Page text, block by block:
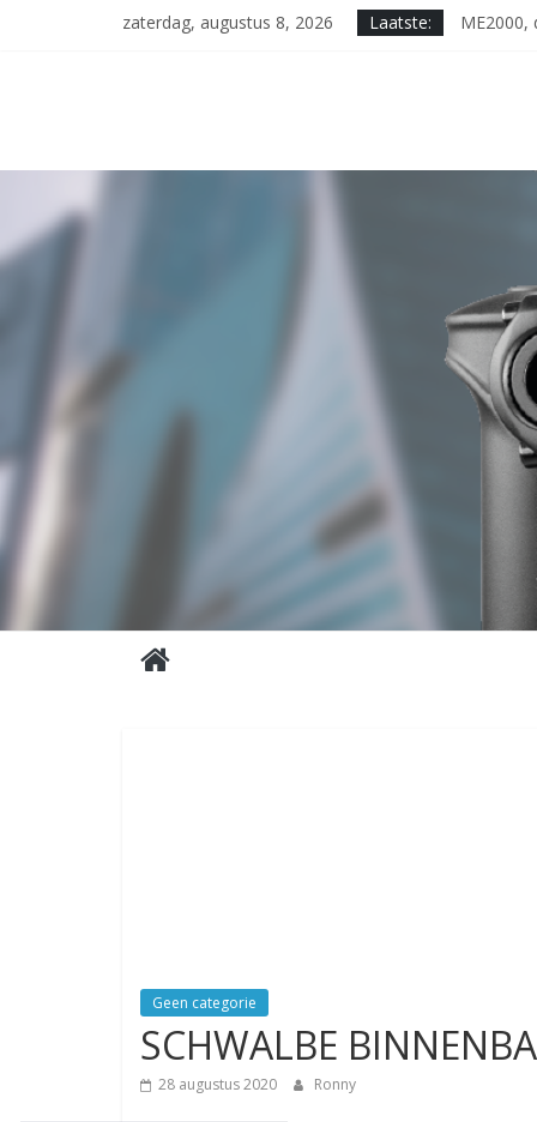
zaterdag, augustus 8, 2026 Laatste:
ME2000,
Geen categorie
SCHWALBE
28 augustus 2020 Ronny